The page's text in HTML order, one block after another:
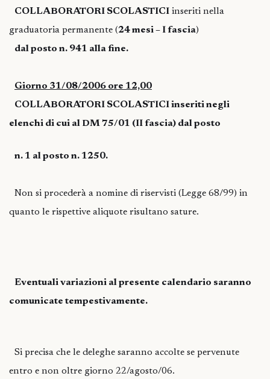
COLLABORATORI SCOLASTICI inseriti nella
graduatoria permanente (24 mesi – I fascia)
dal posto n. 941 alla fine.
Giorno 31/08/2006 ore 12,00
COLLABORATORI SCOLASTICI inseriti negli
elenchi di cui al DM 75/01 (II fascia) dal posto
n. 1 al posto n. 1250.
Non si procederà a nomine di riservisti (Legge 68/99) in
quanto le rispettive aliquote risultano sature.
Eventuali variazioni al presente calendario saranno
comunicate tempestivamente.
Si precisa che le deleghe saranno accolte se pervenute
entro e non oltre giorno 22/agosto/06.